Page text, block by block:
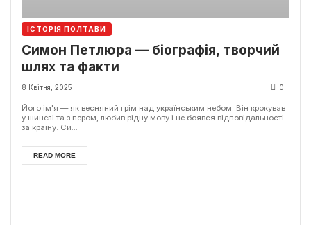
ІСТОРІЯ ПОЛТАВИ
Симон Петлюра — біографія, творчий
шлях та факти
8 Квітня, 2025 0
Його ім'я — як весняний грім над українським небом. Він крокував
у шинелі та з пером, любив рідну мову і не боявся відповідальності
за країну. Си...
READ MORE